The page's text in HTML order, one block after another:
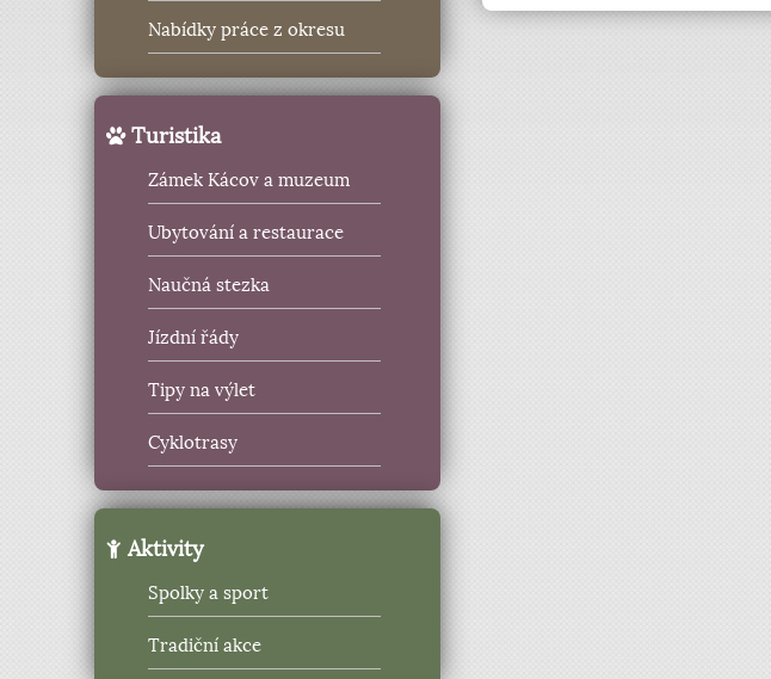
Nabídky práce z okresu
Turistika
Zámek Kácov a muzeum
Ubytování a restaurace
Naučná stezka
Jízdní řády
Tipy na výlet
Cyklotrasy
Aktivity
Spolky a sport
Tradiční akce